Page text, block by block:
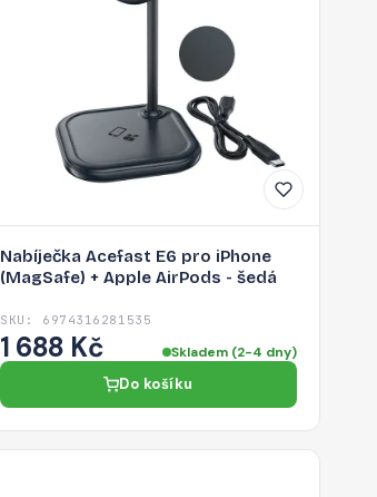
Nabíječka Acefast E6 pro iPhone
(MagSafe) + Apple AirPods - šedá
SKU: 6974316281535
1 688 Kč Skladem (2-4 dny)
Do košíku